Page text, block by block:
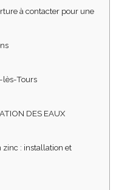
à contacter pour une
lès-Tours
DES EAUX
zinc : installation et